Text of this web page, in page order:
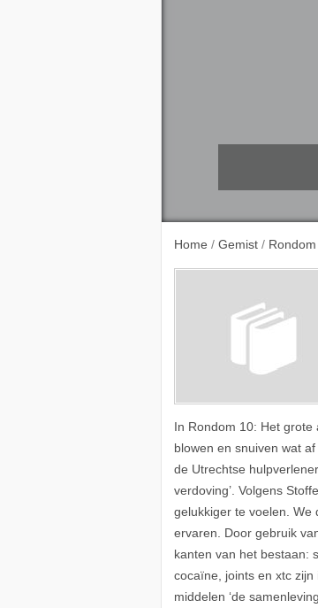
Home / Gemist /
In Rondom 10: Het grote
blowen en snuiven wat
de Utrechtse
verdoving’. Volgens
gelukkiger te voelen. We
ervaren. Door gebruik
kanten van het bestaan:
cocaïne, joints en xtc
middelen ‘de